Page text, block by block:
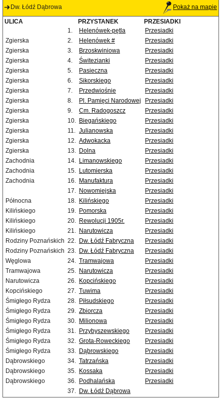
Dw. Łódź Dąbrowa Pokaż na mapie
ULICA PRZYSTANEK
PRZESIADKI
1.
Helenówek-pętla
Przesiadki
Zgierska
2. Helenówek #
Przesiadki
Zgierska
3. Brzoskwiniowa
Przesiadki
Zgierska
4. Świtezianki
Przesiadki
Zgierska
5. Pasieczna
Przesiadki
Zgierska
6. Sikorskiego
Przesiadki
Zgierska
7. Przedwiośnie
Przesiadki
Zgierska
8. Pl. Pamięci Narodowej
Przesiadki
Zgierska
9. Cm. Radogoszcz
Przesiadki
Zgierska
10. Biegańskiego
Przesiadki
Zgierska
11. Julianowska
Przesiadki
Zgierska
12. Adwokacka
Przesiadki
Zgierska
13. Dolna
Przesiadki
Zachodnia
14. Limanowskiego
Przesiadki
Zachodnia
15. Lutomierska
Przesiadki
Zachodnia
16. Manufaktura
Przesiadki
17. Nowomiejska
Przesiadki
Północna
18. Kilińskiego
Przesiadki
Kilińskiego
19. Pomorska
Przesiadki
Kilińskiego
20. Rewolucji 1905r.
Przesiadki
Kilińskiego
21. Narutowicza
Przesiadki
Rodziny Poznańskich 22. Dw. Łódź Fabryczna
Przesiadki
Rodziny Poznańskich 23. Dw. Łódź Fabryczna
Przesiadki
Węglowa
24. Tramwajowa
Przesiadki
Tramwajowa
25. Narutowicza
Przesiadki
Narutowicza
26. Kopcińskiego
Przesiadki
Kopcińskiego
27. Tuwima
Przesiadki
Śmigłego Rydza
28. Piłsudskiego
Przesiadki
Śmigłego Rydza
29. Zbiorcza
Przesiadki
Śmigłego Rydza
30. Milionowa
Przesiadki
Śmigłego Rydza
31. Przybyszewskiego
Przesiadki
Śmigłego Rydza
32. Grota-Roweckiego
Przesiadki
Śmigłego Rydza
33. Dąbrowskiego
Przesiadki
Dąbrowskiego
34. Tatrzańska
Przesiadki
Dąbrowskiego
35. Kossaka
Przesiadki
Dąbrowskiego
36. Podhalańska
Przesiadki
37. Dw. Łódź Dąbrowa